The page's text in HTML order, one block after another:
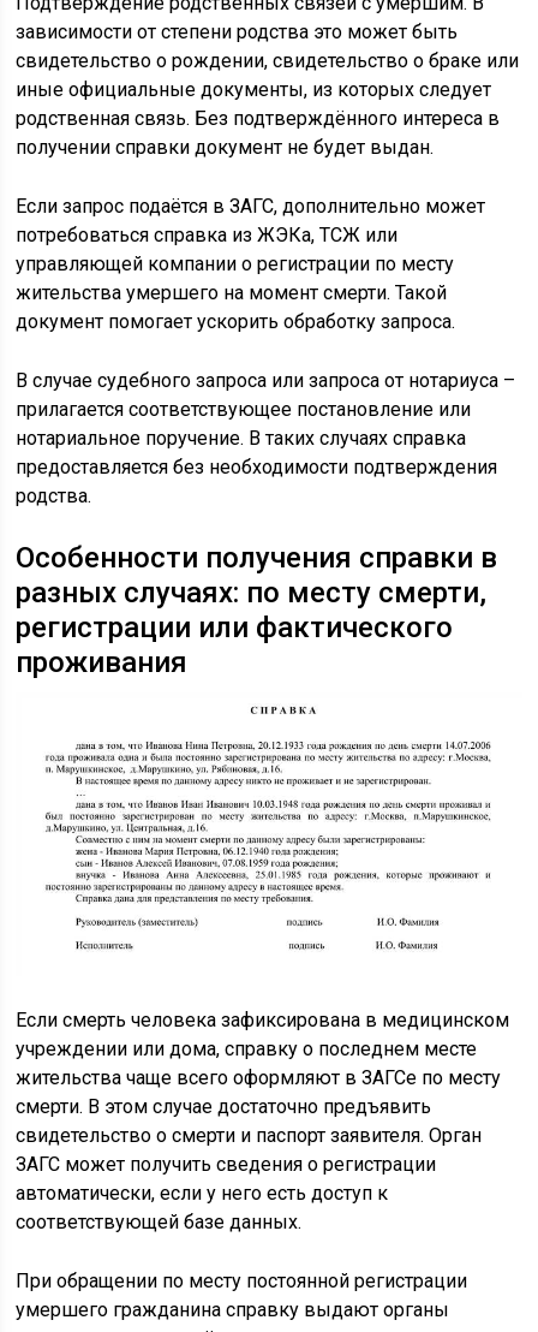
зависимости от степени родства это может быть
свидетельство о рождении, свидетельство о браке или
иные официальные документы, из которых следует
родственная связь. Без подтверждённого интереса в
получении справки документ не будет выдан.
Если запрос подаётся в ЗАГС, дополнительно может
потребоваться справка из ЖЭКа, ТСЖ или
управляющей компании о регистрации по месту
жительства умершего на момент смерти. Такой
документ помогает ускорить обработку запроса.
В случае судебного запроса или запроса от нотариуса –
прилагается соответствующее постановление или
нотариальное поручение. В таких случаях справка
предоставляется без необходимости подтверждения
родства.
Особенности получения справки в
разных случаях: по месту смерти,
регистрации или фактического
проживания
Если смерть человека зафиксирована в медицинском
учреждении или дома, справку о последнем месте
жительства чаще всего оформляют в ЗАГСе по месту
смерти. В этом случае достаточно предъявить
свидетельство о смерти и паспорт заявителя. Орган
ЗАГС может получить сведения о регистрации
автоматически, если у него есть доступ к
соответствующей базе данных.
При обращении по месту постоянной регистрации
умершего гражданина справку выдают органы